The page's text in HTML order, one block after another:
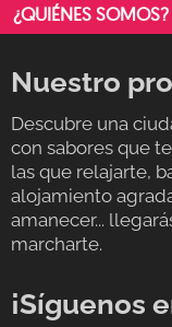
¿QUIÉNES SOMOS?
Nuestro
Descubre una
con sabores que
las que relajarte,
alojamiento
amanecer...
marcharte.
¡Síguenos